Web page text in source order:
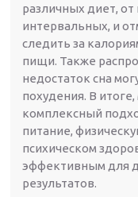
различных диет,
интервальных, и
следить за
пищи. Также
недостаток сна
похудения. В
комплексный
питание,
психическом
эффективным для
результатов.